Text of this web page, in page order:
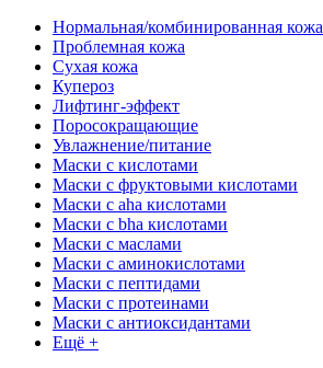
Нормальная/комбинированная кожа
Проблемная кожа
Сухая кожа
Купероз
Лифтинг-эффект
Поросокращающие
Увлажнение/питание
Маски с кислотами
Маски с фруктовыми кислотами
Маски с aha кислотами
Маски с bha кислотами
Маски с маслами
Маски с аминокислотами
Маски с пептидами
Маски с протеинами
Маски с антиоксидантами
Ещё +